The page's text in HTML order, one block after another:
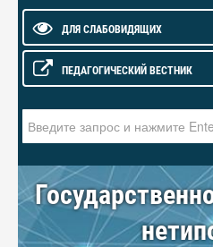
ДЛЯ СЛАБОВИДЯЩИХ
ПЕДАГОГИЧЕСКИЙ ВЕСТНИК